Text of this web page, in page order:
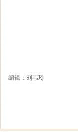
编辑：刘韦玲